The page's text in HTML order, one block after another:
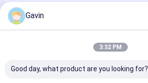
अनुशंसित उत्पाद
Gavin
3:32 PM
Good day, what product are you looking for?